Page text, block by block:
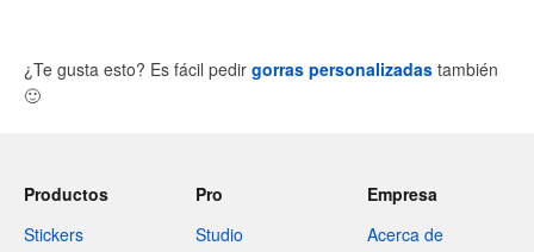
¿Te gusta esto? Es fácil pedir gorras personalizadas también
🙂
Productos
Stickers
Pro
Studio
Empresa
Acerca de